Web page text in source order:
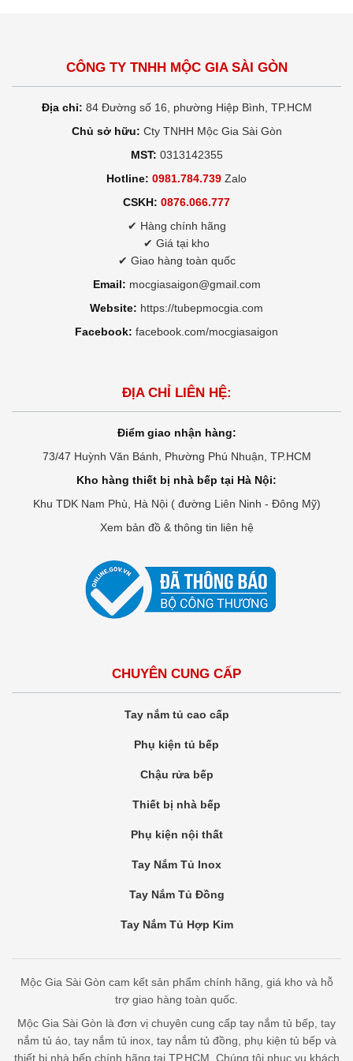
CÔNG TY TNHH MỘC GIA SÀI GÒN
Địa chỉ: 84 Đường số 16, phường Hiệp Bình, TP.HCM
Chủ sở hữu: Cty TNHH Mộc Gia Sài Gòn
MST: 0313142355
Hotline: 0981.784.739 Zalo
CSKH: 0876.066.777
✔ Hàng chính hãng
✔ Giá tại kho
✔ Giao hàng toàn quốc
Email: mocgiasaigon@gmail.com
Website: https://tubepmocgia.com
Facebook: facebook.com/mocgiasaigon
ĐỊA CHỈ LIÊN HỆ:
Điểm giao nhận hàng:
73/47 Huỳnh Văn Bánh, Phường Phú Nhuận, TP.HCM
Kho hàng thiết bị nhà bếp tại Hà Nội:
Khu TDK Nam Phù, Hà Nội ( đường Liên Ninh - Đông Mỹ)
Xem bản đồ & thông tin liên hệ
CHUYÊN CUNG CẤP
Tay nắm tủ cao cấp
Phụ kiện tủ bếp
Chậu rửa bếp
Thiết bị nhà bếp
Phụ kiện nội thất
Tay Nắm Tủ Inox
Tay Nắm Tủ Đồng
Tay Nắm Tủ Hợp Kim
Mộc Gia Sài Gòn cam kết sản phẩm chính hãng, giá kho và hỗ
trợ giao hàng toàn quốc.
Mộc Gia Sài Gòn là đơn vị chuyên cung cấp tay nắm tủ bếp, tay
nắm tủ áo, tay nắm tủ inox, tay nắm tủ đồng, phụ kiện tủ bếp và
thiết bị nhà bếp chính hãng tại TP.HCM. Chúng tôi phục vụ khách